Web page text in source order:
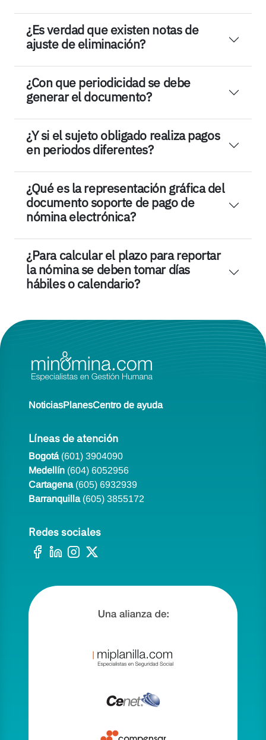
¿Es verdad que existen notas de
ajuste de eliminación?
¿Con que periodicidad se debe
generar el documento?
¿Y si el sujeto obligado realiza pagos
en periodos diferentes?
¿Qué es la representación gráfica del
documento soporte de pago de
nómina electrónica?
¿Para calcular el plazo para reportar
la nómina se deben tomar días
hábiles o calendario?
NoticiasPlanesCentro de ayuda
Líneas de atención
Bogotá (601) 3904090
Medellín (604) 6052956
Cartagena(605) 6932939
Barranquilla(605) 3855172
Redes sociales